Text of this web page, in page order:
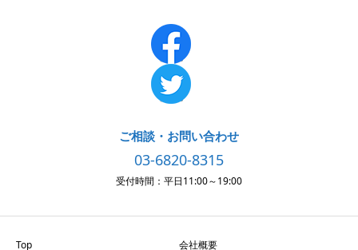
ご相談・お問い合わせ
03-6820-8315
受付時間：平日11:00～19:00
Top 会社概要